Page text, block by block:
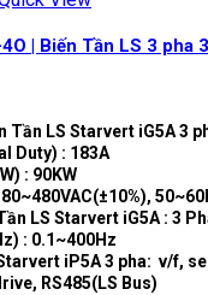
| Biến Tần LS 3 pha
Tần LS Starvert iG5A 3
Duty) : 183A
: 90KW
LS Starvert iG5A : 3
: 0.1~400Hz
iP5A 3 pha: v/f,
RS485(LS Bus)